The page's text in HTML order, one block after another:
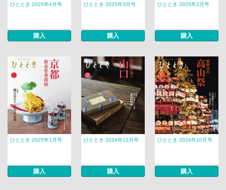
ひととき 2025年4月号
購入
ひととき 2025年3月号
購入
ひととき 2025年2月号
購入
ひととき 2025年1月号
購入
ひととき 2024年12月号
購入
ひととき 2024年10月号
購入